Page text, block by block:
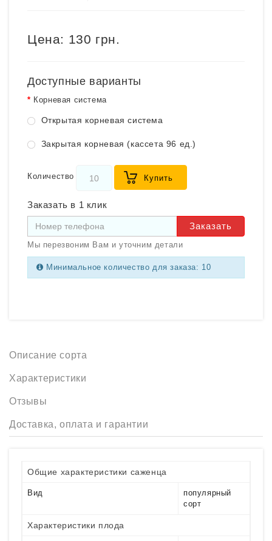
Цена: 130 грн.
Доступные варианты
Корневая система
Открытая корневая система
Закрытая корневая (кассета 96 ед.)
Количество Купить
Заказать в 1 клик
Заказать
Мы перезвоним Вам и уточним детали
Минимальное количество для заказа: 10
Описание сорта
Характеристики
Отзывы
Доставка, оплата и гарантии
Общие характеристики саженца
Вид
популярный
сорт
Характеристики плода